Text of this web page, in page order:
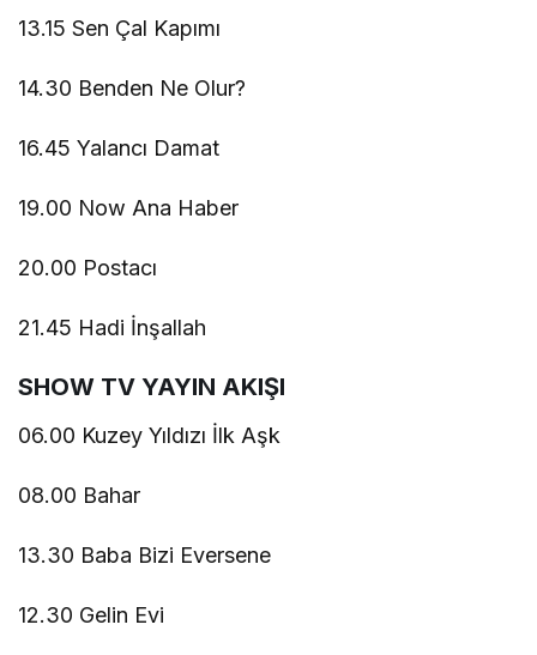
13.15 Sen Çal Kapımı
14.30 Benden Ne Olur?
16.45 Yalancı Damat
19.00 Now Ana Haber
20.00 Postacı
21.45 Hadi İnşallah
SHOW TV YAYIN AKIŞI
06.00 Kuzey Yıldızı İlk Aşk
08.00 Bahar
13.30 Baba Bizi Eversene
12.30 Gelin Evi